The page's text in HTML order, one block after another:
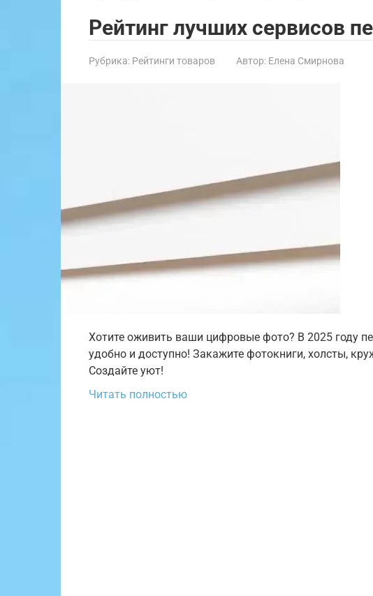
Рейтинг лучших сервисов
Рубрика: Рейтинги товаров Автор: Елена Смирнова
Хотите оживить ваши цифровые фото? В 2025 году
удобно и доступно! Закажите фотокниги, холсты,
Создайте уют!
Читать полностью